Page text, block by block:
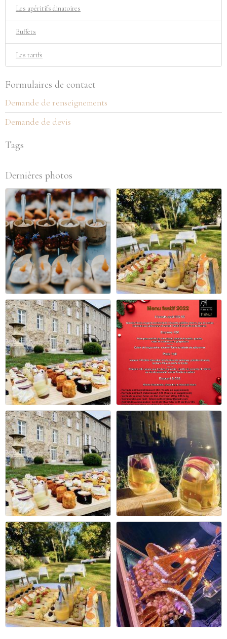
Les apéritifs dinatoires
Buffets
Les tarifs
Formulaires de contact
Demande de renseignements
Demande de devis
Tags
Dernières photos